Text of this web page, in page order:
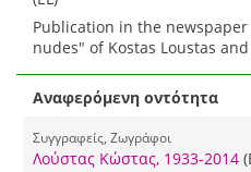
Publication in the
nudes" of Kostas Loustas
Αναφερόμενη οντότητα
Συγγραφείς, Ζωγράφοι
Λούστας Κώστας, 1933-2014